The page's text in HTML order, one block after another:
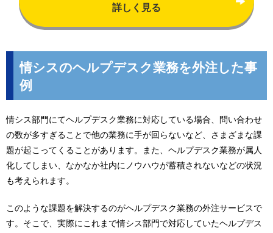
詳しく見る
情シスのヘルプデスク業務を外注した事
例
情シス部門にてヘルプデスク業務に対応している場合、問い合わせ
の数が多すぎることで他の業務に手が回らないなど、さまざまな課
題が起こってくることがあります。また、ヘルプデスク業務が属人
化してしまい、なかなか社内にノウハウが蓄積されないなどの状況
も考えられます。
このような課題を解決するのがヘルプデスク業務の外注サービスで
す。そこで、実際にこれまで情シス部門で対応していたヘルプデス